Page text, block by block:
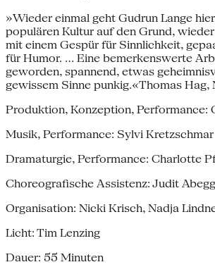
»Wieder einmal geht Gudrun Lange
populären Kultur auf den Grund,
mit einem Gespür für Sinnlichkeit,
für Humor. ... Eine bemerkenswerte
geworden, spannend, etwas
gewissem Sinne punkig.«Thomas Hag,
Produktion, Konzeption, Performance:
Musik, Performance: Sylvi Kretzschmar
Dramaturgie, Performance: Charlotte
Choreografische Assistenz: Judit Abegg
Organisation: Nicki Krisch, Nadja
Licht: Tim Lenzing
Dauer: 55 Minuten